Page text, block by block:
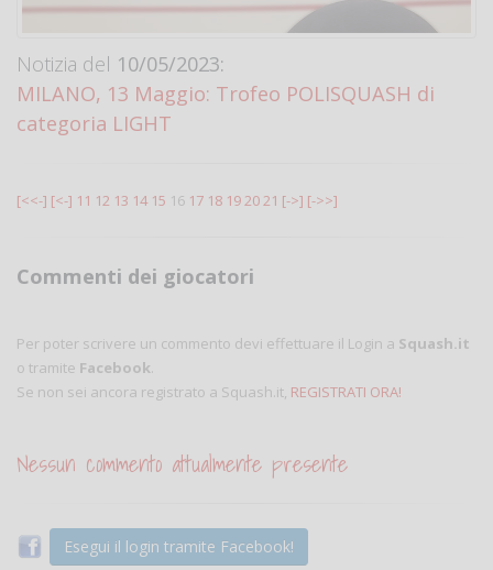
Notizia del 10/05/2023:
MILANO, 13 Maggio: Trofeo POLISQUASH di
categoria LIGHT
[<<-] [<-] 11 12 13 14 15 16 17 18 192021 [->] [->>]
Commenti dei giocatori
Per poter scrivere un commento devi effettuare il Login a Squash.it
o tramite Facebook.
Se non sei ancora registrato a Squash.it, REGISTRATI ORA!
Nessun commento attualmente presente
Esegui il login tramite Facebook!